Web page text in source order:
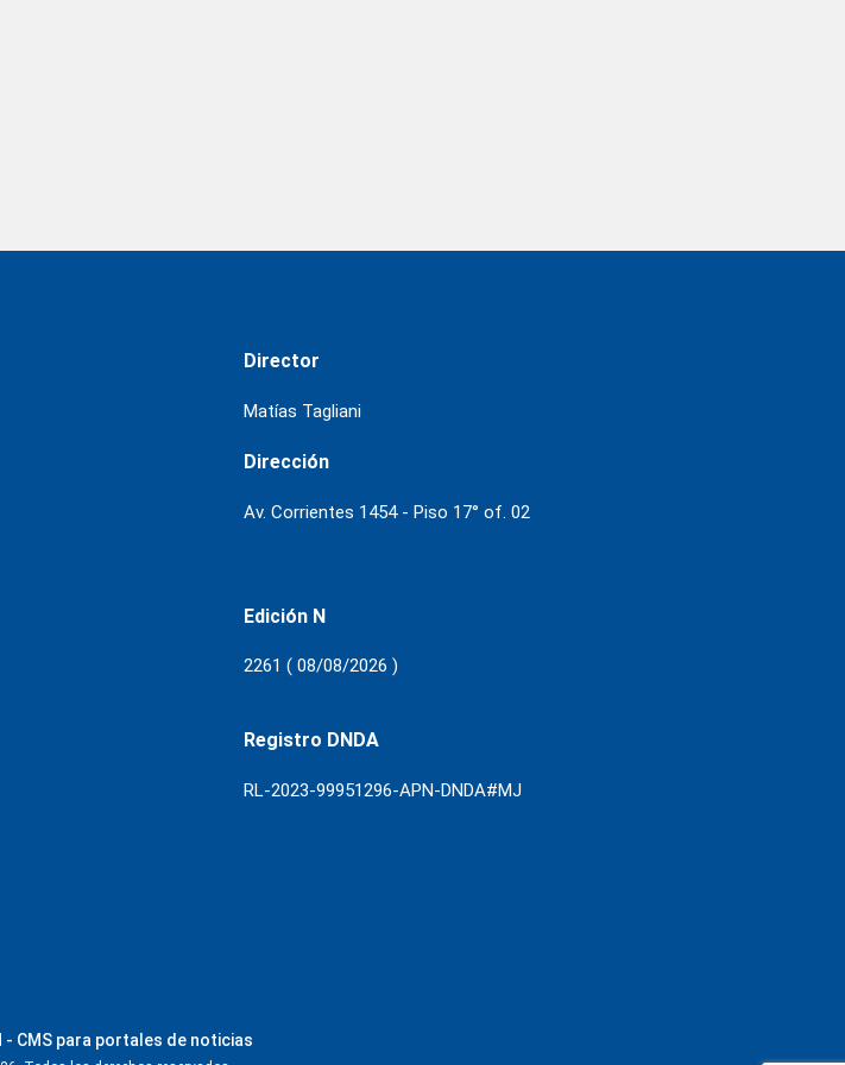
Director
Matías Tagliani
Dirección
Av. Corrientes 1454 - Piso 17° of. 02
Edición N
2261 ( 08/08/2026 )
Registro DNDA
RL-2023-99951296-APN-DNDA#MJ
- CMS para portales de noticias